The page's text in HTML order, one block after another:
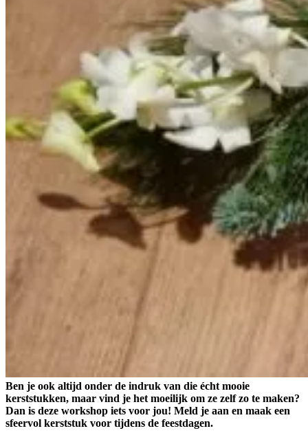
Ben je ook altijd onder de indruk van die écht mooie
kerststukken, maar vind je het moeilijk om ze zelf zo te maken?
Dan is deze workshop iets voor jou! Meld je aan en maak een
sfeervol kerststuk voor tijdens de feestdagen.